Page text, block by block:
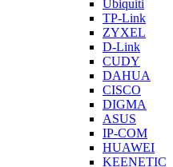
Ubiquiti
TP-Link
ZYXEL
D-Link
CUDY
DAHUA
CISCO
DIGMA
ASUS
IP-COM
HUAWEI
KEENETIC